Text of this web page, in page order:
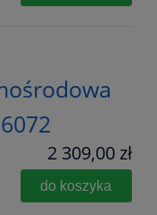
2 309,00 zł
do koszyka